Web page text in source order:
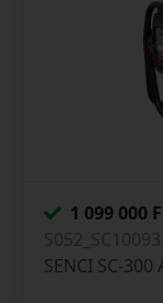
1 099 000
SENCI SC-300